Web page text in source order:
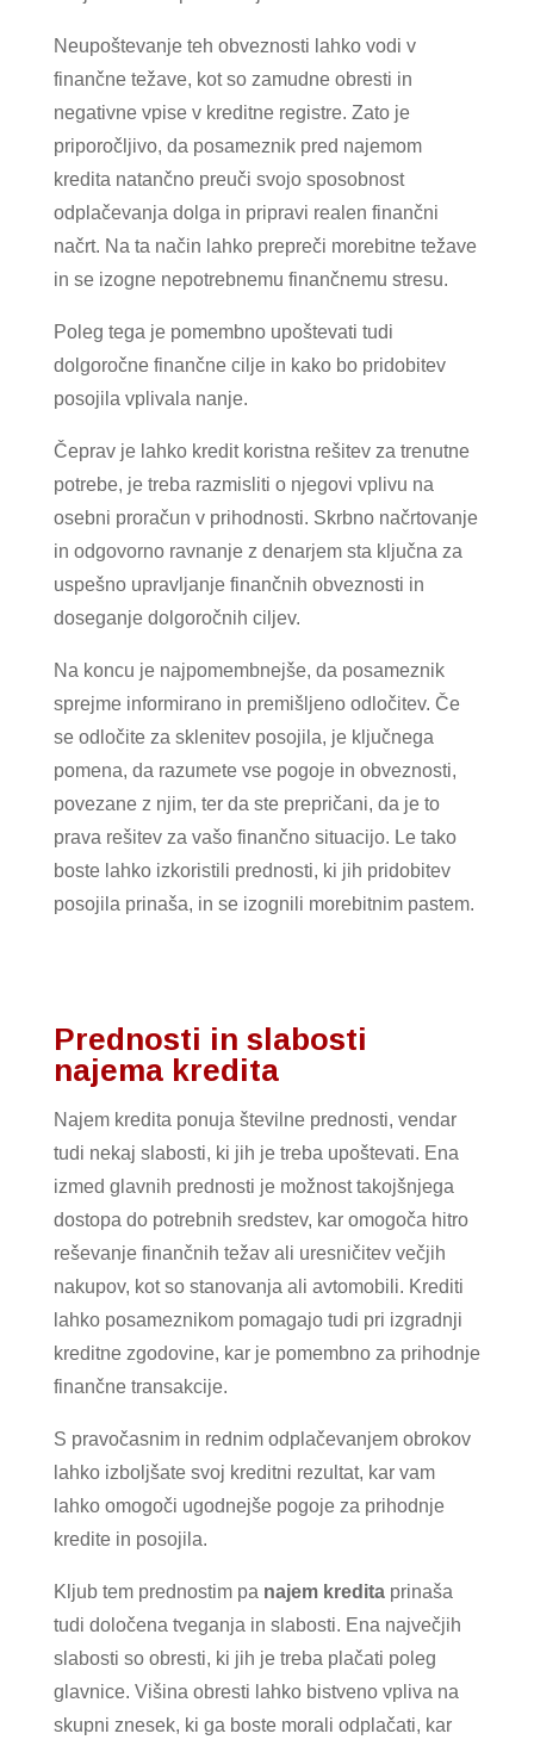
Neupoštevanje teh obveznosti lahko vodi v
finančne težave, kot so zamudne obresti in
negativne vpise v kreditne registre. Zato je
priporočljivo, da posameznik pred najemom
kredita natančno preuči svojo sposobnost
odplačevanja dolga in pripravi realen finančni
načrt. Na ta način lahko prepreči morebitne težave
in se izogne nepotrebnemu finančnemu stresu.
Poleg tega je pomembno upoštevati tudi
dolgoročne finančne cilje in kako bo pridobitev
posojila vplivala nanje.
Čeprav je lahko kredit koristna rešitev za trenutne
potrebe, je treba razmisliti o njegovi vplivu na
osebni proračun v prihodnosti. Skrbno načrtovanje
in odgovorno ravnanje z denarjem sta ključna za
uspešno upravljanje finančnih obveznosti in
doseganje dolgoročnih ciljev.
Na koncu je najpomembnejše, da posameznik
sprejme informirano in premišljeno odločitev. Če
se odločite za sklenitev posojila, je ključnega
pomena, da razumete vse pogoje in obveznosti,
povezane z njim, ter da ste prepričani, da je to
prava rešitev za vašo finančno situacijo. Le tako
boste lahko izkoristili prednosti, ki jih pridobitev
posojila prinaša, in se izognili morebitnim pastem.
Prednosti in slabosti
najema kredita
Najem kredita ponuja številne prednosti, vendar
tudi nekaj slabosti, ki jih je treba upoštevati. Ena
izmed glavnih prednosti je možnost takojšnjega
dostopa do potrebnih sredstev, kar omogoča hitro
reševanje finančnih težav ali uresničitev večjih
nakupov, kot so stanovanja ali avtomobili. Krediti
lahko posameznikom pomagajo tudi pri izgradnji
kreditne zgodovine, kar je pomembno za prihodnje
finančne transakcije.
S pravočasnim in rednim odplačevanjem obrokov
lahko izboljšate svoj kreditni rezultat, kar vam
lahko omogoči ugodnejše pogoje za prihodnje
kredite in posojila.
Kljub tem prednostim pa najem kreditaprinaša
tudi določena tveganja in slabosti. Ena največjih
slabosti so obresti, ki jih je treba plačati poleg
glavnice. Višina obresti lahko bistveno vpliva na
skupni znesek, ki ga boste morali odplačati, kar